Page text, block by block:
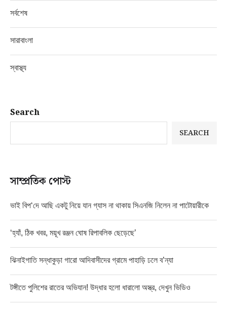
সর্বশেষ
সারাবাংলা
স্বাস্থ্য
Search
SEARCH
সাম্প্রতিক পোস্ট
ভাই বিপ‘দে আছি একটু নিয়ে যান গ্যাস না থাকায় সিএনজি নিলেন না পাটোয়ারীকে
‘হ্যাঁ, ঠিক খবর, ময়ূখ রঞ্জন ঘোষ রিপাবলিক ছেড়েছে’
ঝিনাইগাতি সন্ধাকুড়া গারো আদিবাসীদের গ্রামে পাহাড়ি ঢলে ব’ন্যা
টঙ্গীতে পুলিশের রাতের অভিযান! উদ্ধার হলো ধারালো অস্ত্র, দেখুন ভিডিও